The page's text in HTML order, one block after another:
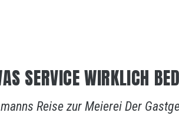
SERVICE WIRKLICH
Reise zur Meierei Der